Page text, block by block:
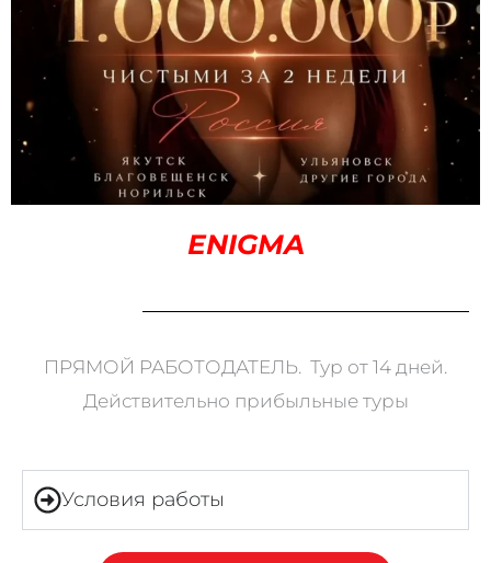
ENIGMA
ПРЯМОЙ РАБОТОДАТЕЛЬ. Тур от 14 дней.
Действительно прибыльные туры
Условия работы